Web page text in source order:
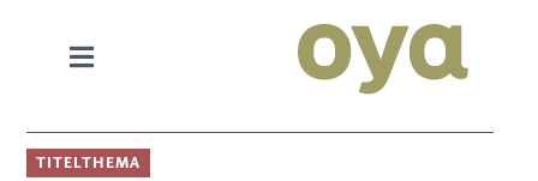
TITELTHEMA